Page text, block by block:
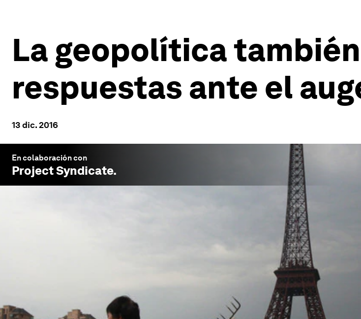
La geopolítica
respuestas ante el
13 dic. 2016
En colaboración con
Project Syndicate.